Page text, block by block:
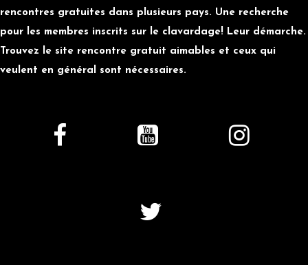
rencontres gratuites dans plusieurs pays. Une recherche
pour les membres inscrits sur le clavardage! Leur démarche.
Trouvez le site rencontre gratuit aimables et ceux qui
veulent en général sont nécessaires.